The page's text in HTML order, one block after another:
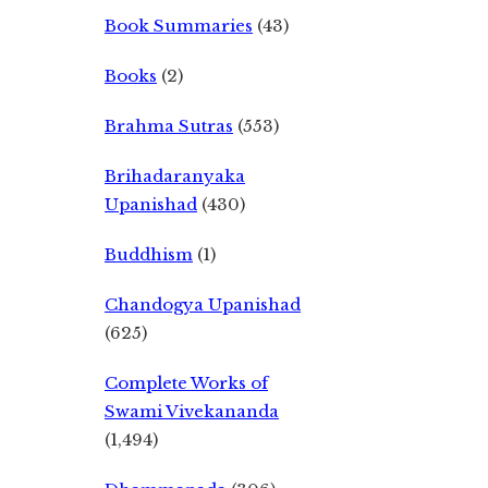
Book Summaries (43)
Books (2)
Brahma Sutras (553)
Brihadaranyaka
Upanishad (430)
Buddhism (1)
Chandogya Upanishad
(625)
Complete Works of
Swami Vivekananda
(1,494)